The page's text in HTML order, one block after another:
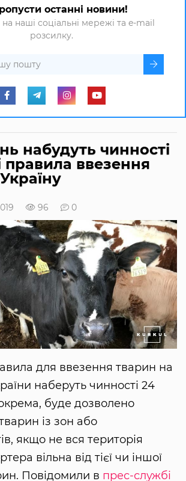
останні новини!
наші соціальні мережі та e-mail
розсилку.
набудуть чинності
правила ввезення
96 0
для ввезення тварин на
наберуть чинності 24
буде дозволено
із зон або
якщо не вся територія
вільна від тієї чи іншої
Повідомили в прес-службі